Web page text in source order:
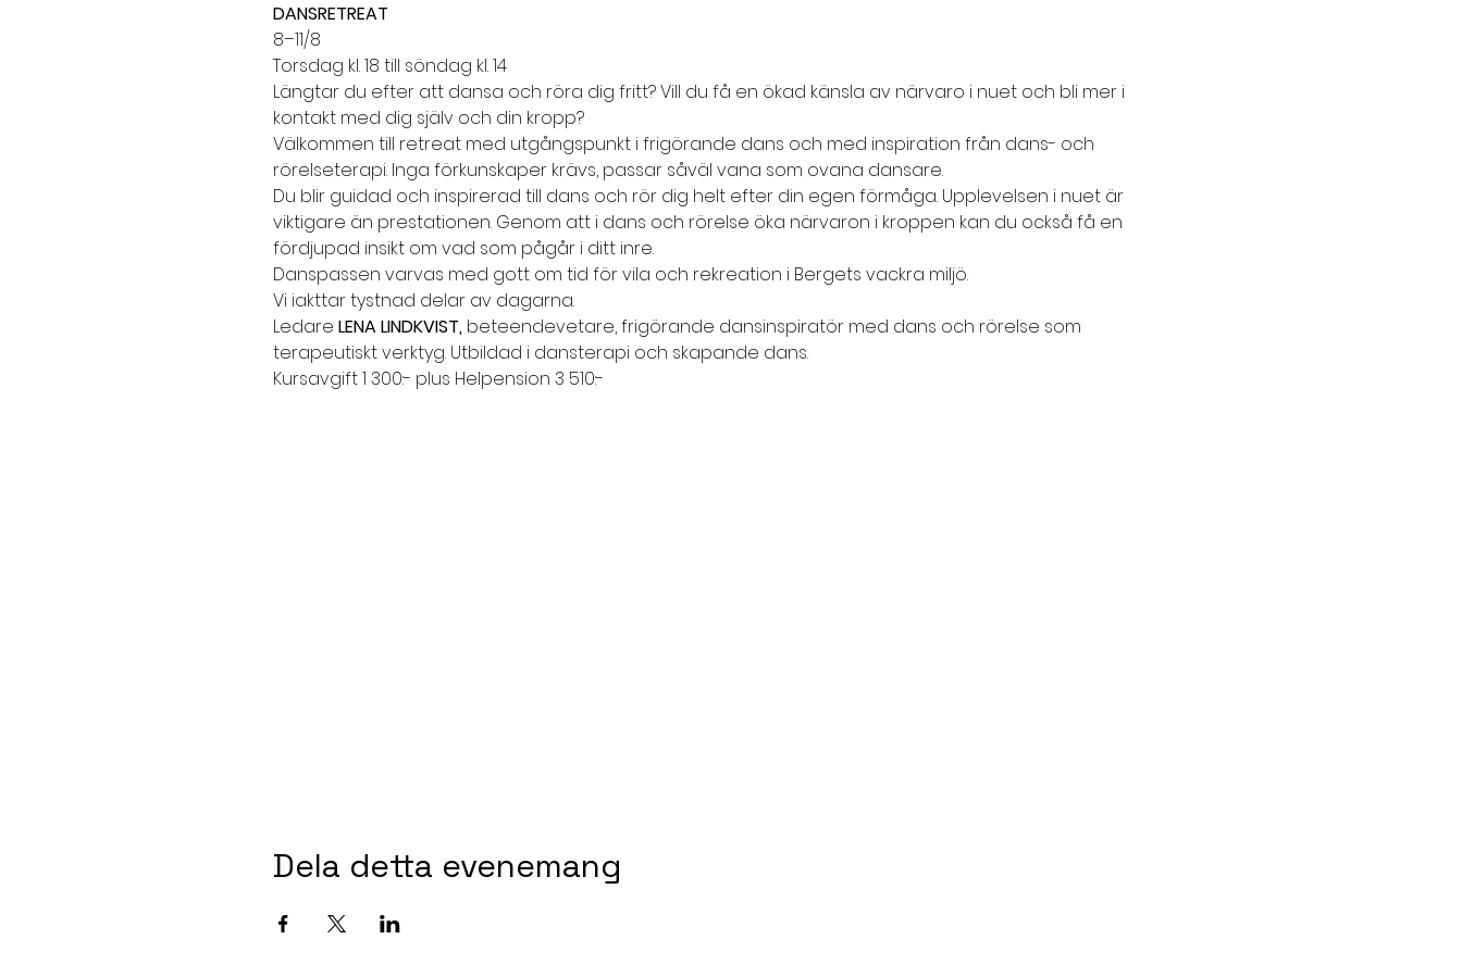
DANSRETREAT
8–11/8
Torsdag kl. 18 till söndag kl. 14
Längtar du efter att dansa och röra dig fritt? Vill du få en ökad känsla av närvaro i nuet och bli mer i
kontakt med dig själv och din kropp?
Välkommen till retreat med utgångspunkt i frigörande dans och med inspiration från dans- och
rörelseterapi. Inga förkunskaper krävs, passar såväl vana som ovana dansare.
Du blir guidad och inspirerad till dans och rör dig helt efter din egen förmåga. Upplevelsen i nuet är
viktigare än prestationen. Genom att i dans och rörelse öka närvaron i kroppen kan du också få en
fördjupad insikt om vad som pågår i ditt inre.
Danspassen varvas med gott om tid för vila och rekreation i Bergets vackra miljö.
Vi iakttar tystnad delar av dagarna.
Ledare LENA LINDKVIST, beteendevetare, frigörande dansinspiratör med dans och rörelse som
terapeutiskt verktyg. Utbildad i dansterapi och skapande dans.
Kursavgift 1 300:- plus Helpension 3 510:-
Dela detta evenemang